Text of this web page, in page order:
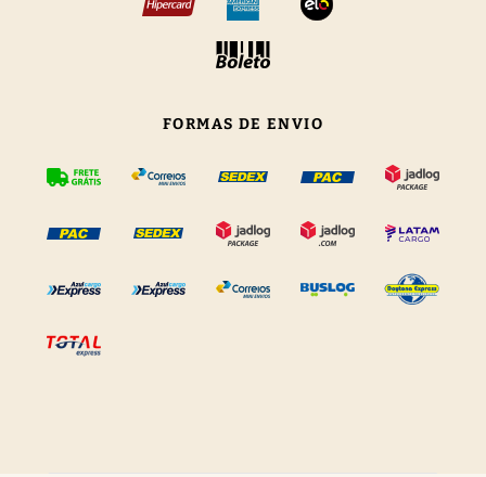
FORMAS DE ENVIO